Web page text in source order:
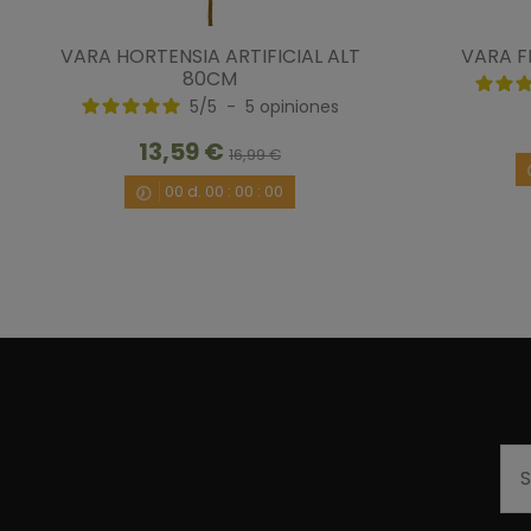
VARA HORTENSIA ARTIFICIAL ALT
80CM
5/5 - 5 opiniones
13,59 € 16,99 €
00 d. 00 : 00 : 00
VARA